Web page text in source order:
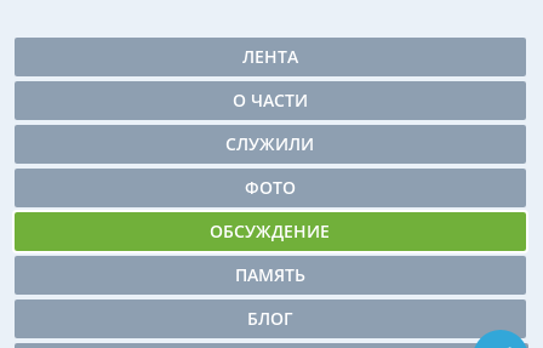
ЛЕНТА
О ЧАСТИ
СЛУЖИЛИ
ФОТО
ОБСУЖДЕНИЕ
ПАМЯТЬ
БЛОГ